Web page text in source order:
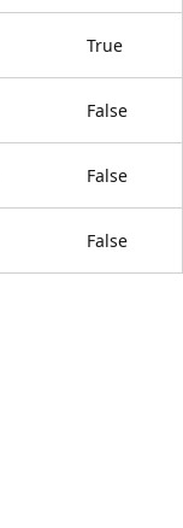
True
False
False
False